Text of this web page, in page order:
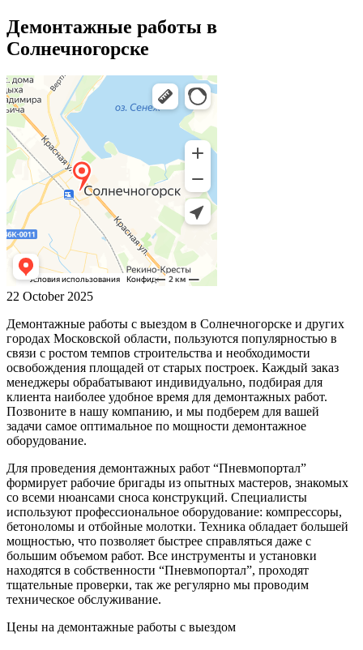
Демонтажные работы в
Солнечногорске
22 October 2025
Демонтажные работы с выездом в Солнечногорске и других
городах Московской области, пользуются популярностью в
связи с ростом темпов строительства и необходимости
освобождения площадей от старых построек. Каждый заказ
менеджеры обрабатывают индивидуально, подбирая для
клиента наиболее удобное время для демонтажных работ.
Позвоните в нашу компанию, и мы подберем для вашей
задачи самое оптимальное по мощности демонтажное
оборудование.
Для проведения демонтажных работ “Пневмопортал”
формирует рабочие бригады из опытных мастеров, знакомых
со всеми нюансами сноса конструкций. Специалисты
используют профессиональное оборудование: компрессоры,
бетоноломы и отбойные молотки. Техника обладает большей
мощностью, что позволяет быстрее справляться даже с
большим объемом работ. Все инструменты и установки
находятся в собственности “Пневмопортал”, проходят
тщательные проверки, так же регулярно мы проводим
техническое обслуживание.
Цены на демонтажные работы с выездом